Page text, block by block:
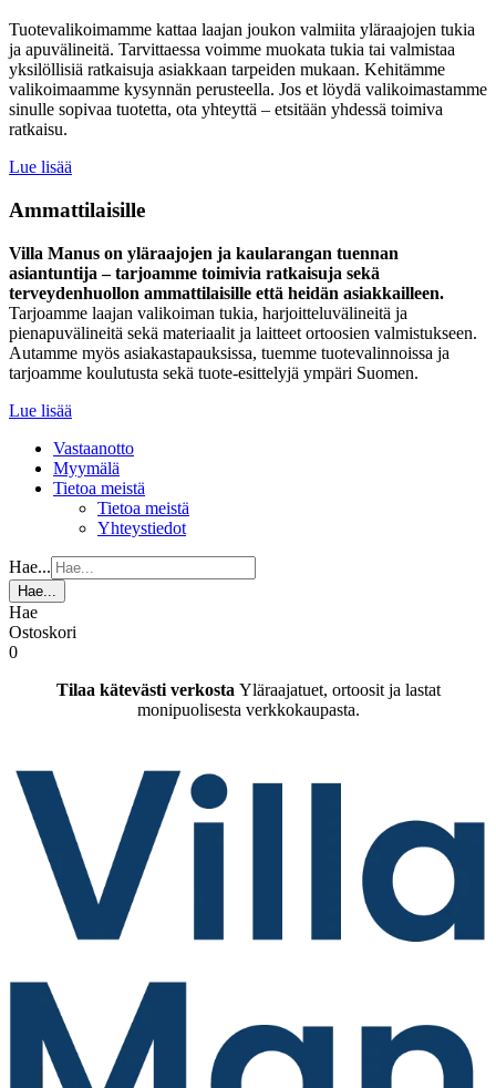
Tuotevalikoimamme kattaa laajan joukon valmiita yläraajojen tukia
ja apuvälineitä. Tarvittaessa voimme muokata tukia tai valmistaa
yksilöllisiä ratkaisuja asiakkaan tarpeiden mukaan. Kehitämme
valikoimaamme kysynnän perusteella. Jos et löydä valikoimastamme
sinulle sopivaa tuotetta, ota yhteyttä – etsitään yhdessä toimiva
ratkaisu.
Lue lisää
Ammattilaisille
Villa Manus on yläraajojen ja kaularangan tuennan
asiantuntija – tarjoamme toimivia ratkaisuja sekä
terveydenhuollon ammattilaisille että heidän asiakkailleen.
Tarjoamme laajan valikoiman tukia, harjoitteluvälineitä ja
pienapuvälineitä sekä materiaalit ja laitteet ortoosien valmistukseen.
Autamme myös asiakastapauksissa, tuemme tuotevalinnoissa ja
tarjoamme koulutusta sekä tuote-esittelyjä ympäri Suomen.
Lue lisää
Vastaanotto
Myymälä
Tietoa meistä
Tietoa meistä
Yhteystiedot
Hae...
Hae...
Hae
Ostoskori
0
Tilaa kätevästi verkosta Yläraajatuet, ortoosit ja lastat
monipuolisesta verkkokaupasta.